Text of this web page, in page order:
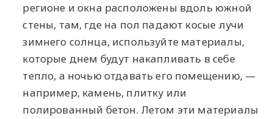
регионе и окна расположены вдоль южной
стены, там, где на пол падают косые лучи
зимнего солнца, используйте материалы,
которые днем будут накапливать в себе
тепло, а ночью отдавать его помещению, —
например, камень, плитку или
полированный бетон. Летом эти материалы